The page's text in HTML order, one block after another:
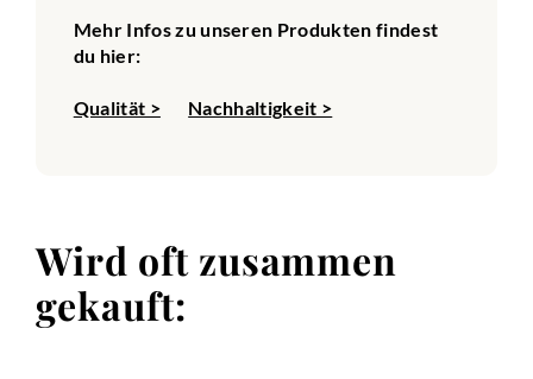
Mehr Infos zu unseren Produkten findest
du hier:
Qualität > Nachhaltigkeit >
Wird oft zusammen
gekauft: